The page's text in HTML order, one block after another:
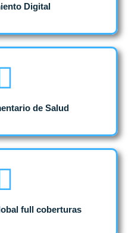
Digital
de Salud
full coberturas